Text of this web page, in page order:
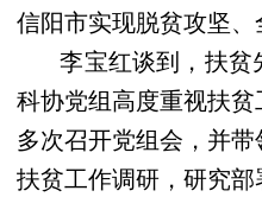
信阳市实现脱贫攻坚、
李宝红谈到，扶贫
科协党组高度重视扶
多次召开党组会，并
扶贫工作调研，研究